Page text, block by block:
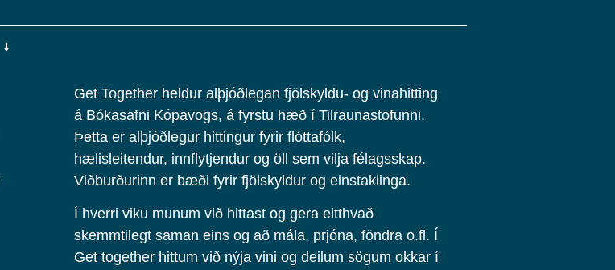
Get Together heldur alþjóðlegan fjölskyldu- og vinahitting
á Bókasafni Kópavogs, á fyrstu hæð í Tilraunastofunni.
Þetta er alþjóðlegur hittingur fyrir flóttafólk,
hælisleitendur, innflytjendur og öll sem vilja félagsskap.
Viðburðurinn er bæði fyrir fjölskyldur og einstaklinga.
Í hverri viku munum við hittast og gera eitthvað
skemmtilegt saman eins og að mála, prjóna, föndra o.fl. Í
Get together hittum við nýja vini og deilum sögum okkar í